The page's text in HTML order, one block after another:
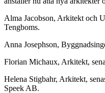
Alma Jacobson, Arkitekt och
Tengboms.
Anna Josephson,
Florian Michaux, Arkitekt,
Helena Stigbahr, Arkitekt,
Speek AB.